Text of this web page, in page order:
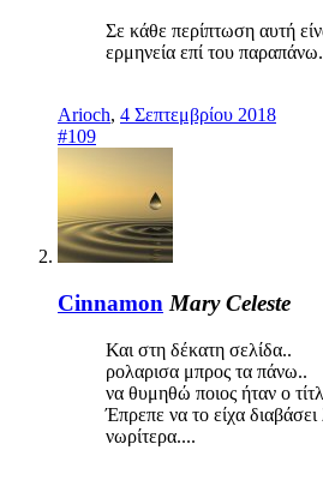
Σε κάθε περίπτωση αυτή
ερμηνεία επί του παραπάνω.
Arioch, 4 Σεπτεμβρίου 2018
#109
Cinnamon Mary Celeste
Και στη δέκατη σελίδα..
ρολαρισα μπρος τα πάνω..
να θυμηθώ ποιος ήταν ο
Έπρεπε να το είχα διαβάσει
νωρίτερα....